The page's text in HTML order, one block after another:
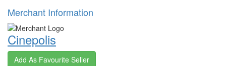
Merchant Information
Cinepolis
Add As Favourite Seller